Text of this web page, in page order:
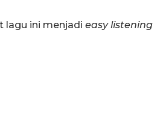
lagu ini menjadi easy listening